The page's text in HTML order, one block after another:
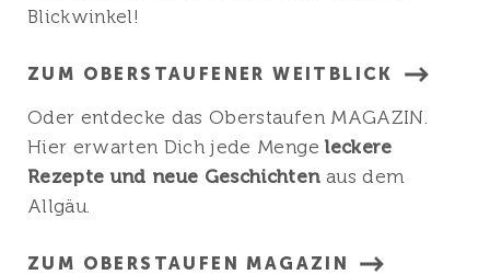
Blickwinkel!
ZUM OBERSTAUFENER WEITBLICK
Oder entdecke das Oberstaufen MAGAZIN.
Hier erwarten Dich jede Menge leckere
Rezepte und neue Geschichtenaus dem
Allgäu.
ZUM OBERSTAUFEN MAGAZIN